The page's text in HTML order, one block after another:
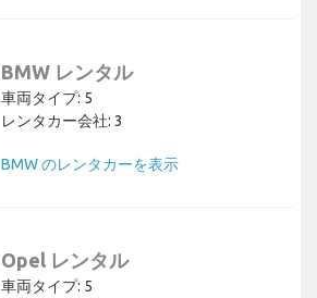
BMW レンタル
車両タイプ: 5
レンタカー会社: 3
BMW のレンタカーを表示
Opel レンタル
車両タイプ: 5